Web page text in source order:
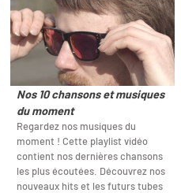
Nos 10 chansons et musiques
du moment
Regardez nos musiques du
moment ! Cette playlist vidéo
contient nos dernières chansons
les plus écoutées. Découvrez nos
nouveaux hits et les futurs tubes